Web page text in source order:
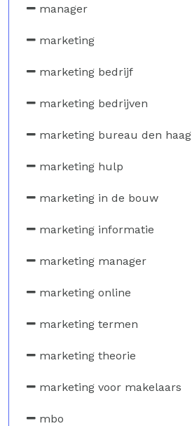
manager
marketing
marketing bedrijf
marketing bedrijven
marketing bureau den haag
marketing hulp
marketing in de bouw
marketing informatie
marketing manager
marketing online
marketing termen
marketing theorie
marketing voor makelaars
mbo